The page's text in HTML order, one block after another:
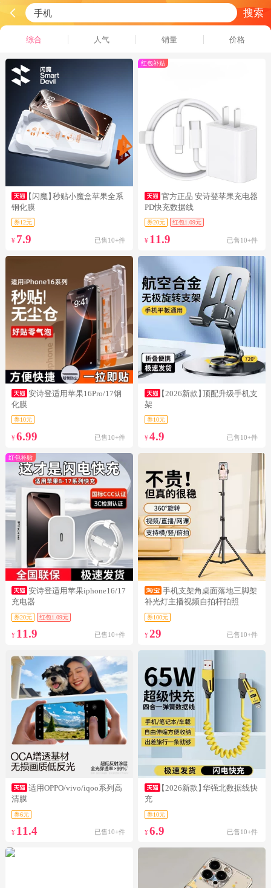
搜索
综合 人气 销量 价格
【闪魔】秒贴小魔盒苹果全系
钢化膜
券12元
¥ 7.9 已售10+件
红包补贴
官方正品 安诗登苹果充电器
PD快充数据线
券20元 红包1.09元
¥ 11.9 已售10+件
安诗登适用苹果16Pro/17钢
化膜
券10元
¥ 6.99 已售10+件
【2026新款】顶配升级手机支
架
券10元
¥4.9 已售10+件
红包补贴
安诗登适用苹果iphone16/17
充电器
券20元 红包1.09元
¥ 11.9 已售10+件
手机支架角桌面落地三脚架
补光灯主播视频自拍杆拍照
券100元
¥29 已售10+件
适用OPPO/vivo/iqoo系列高
清膜
券6元
¥ 11.4 已售10+件
【2026新款】华强北数据线快
充
券10元
¥6.9 已售10+件